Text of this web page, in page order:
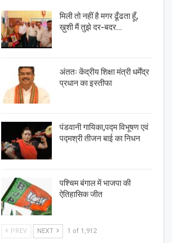
मिली तो नहीं है मगर ढूँढता हूँ,
ख़ुशी मैं तुझे दर-बदर…
अंततः केंद्रीय शिक्षा मंत्री धर्मेंद्र
प्रधान का इस्तीफा
पंडवानी गायिका,पद्म विभूषण एवं
पद्मश्री तीजन बाई का निधन
पश्चिम बंगाल में भाजपा की
ऐतिहासिक जीत
PREV NEXT 1 of 1,912